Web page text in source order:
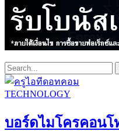
TECHNOLOGY
บอร์ดไมโครคอนโ